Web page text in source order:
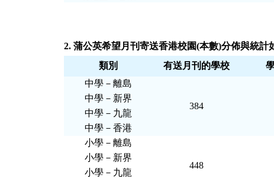
2. 蒲公英希望月刊寄送香港校園(本數)分佈與統計
類別
有送月刊的學校
中學－離島
384
中學－新界
中學－九龍
中學－香港
小學－離島
448
小學－新界
小學－九龍